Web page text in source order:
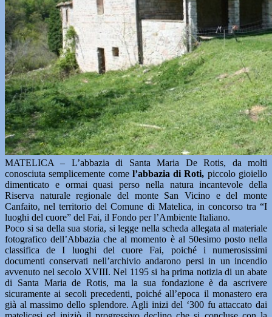
MATELICA – L’abbazia di Santa Maria De Rotis, da molti
conosciuta semplicemente come l’abbazia di Roti, piccolo gioiello
dimenticato e ormai quasi perso nella natura incantevole della
Riserva naturale regionale del monte San Vicino e del monte
Canfaito, nel territorio del Comune di Matelica, in concorso tra “I
luoghi del cuore” del Fai, il Fondo per l’Ambiente Italiano.
Poco si sa della sua storia, si legge nella scheda allegata al materiale
fotografico dell’Abbazia che al momento è al 50esimo posto nella
classifica de I luoghi del cuore Fai, poiché i numerosissimi
documenti conservati nell’archivio andarono persi in un incendio
avvenuto nel secolo XVIII. Nel 1195 si ha prima notizia di un abate
di Santa Maria de Rotis, ma la sua fondazione è da ascrivere
sicuramente ai secoli precedenti, poiché all’epoca il monastero era
già al massimo dello splendore. Agli inizi del ‘300 fu attaccato dai